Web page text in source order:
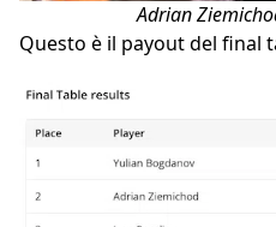
Adrian
Questo è il payout del final